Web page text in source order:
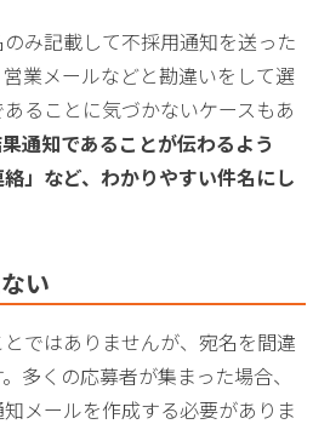
み記載して不採用通知を送った
業メールなどと勘違いをして選
ることに気づかないケースもあ
通知であることが伝わるよう
」など、わかりやすい件名にし
い
ではありませんが、宛名を間違
多くの応募者が集まった場合、
メールを作成する必要がありま